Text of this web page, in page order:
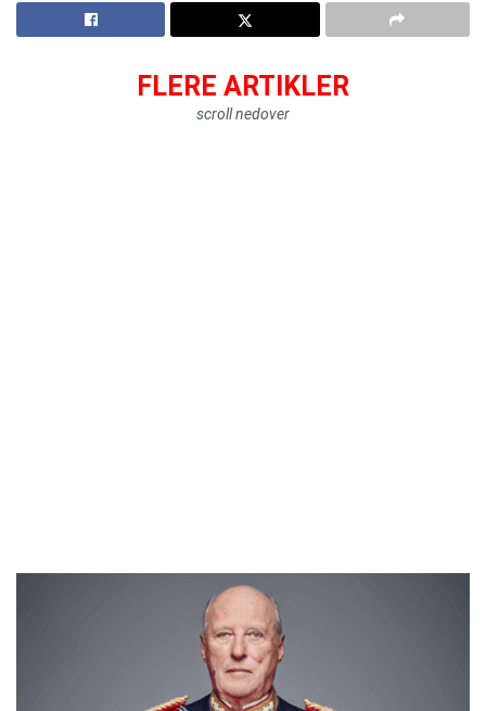
FLERE ARTIKLER
scroll nedover